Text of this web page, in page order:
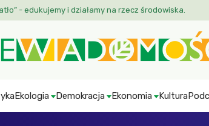
- edukujemy i działamy na rzecz środowiska.
Ekologia Demokracja Ekonomia Kultura